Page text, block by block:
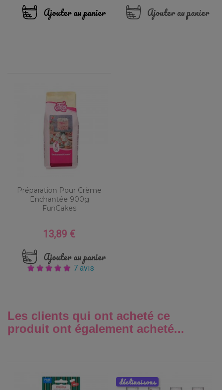
Ajouter au panier Ajouter au panier
Préparation Pour Crème
Enchantée 900g
FunCakes
Prix
13,89 €
Ajouter au panier
7 avis
Les clients qui ont acheté ce
produit ont également acheté...
déclinaisons